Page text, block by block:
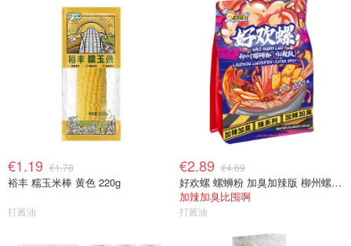
€1.19 €1.78
裕丰 糯玉米棒 黄色 220g
打酱油
€2.89 €4.69
好欢螺 螺蛳粉 加臭加辣版 柳州螺蛳粉 400g
加辣加臭比囤啊
打酱油